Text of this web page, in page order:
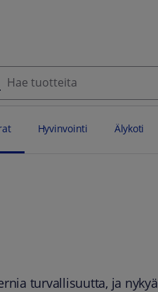
Hyvinvointi Älykoti
turvallisuutta, ja